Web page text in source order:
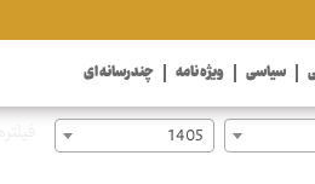
سیاسی ویژه نامه چندرسانه ای
1405